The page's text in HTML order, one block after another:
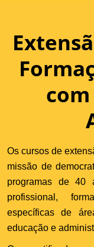
Os cursos de
missão de
programas de 40
profissional,
específicas de
educação e